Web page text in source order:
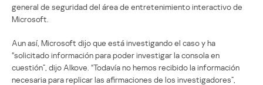
general de seguridad del área de entretenimiento interactivo de
Microsoft.
Aun así, Microsoft dijo que está investigando el caso y ha
“solicitado información para poder investigar la consola en
cuestión”, dijo Alkove. “Todavía no hemos recibido la información
necesaria para replicar las afirmaciones de los investigadores”,